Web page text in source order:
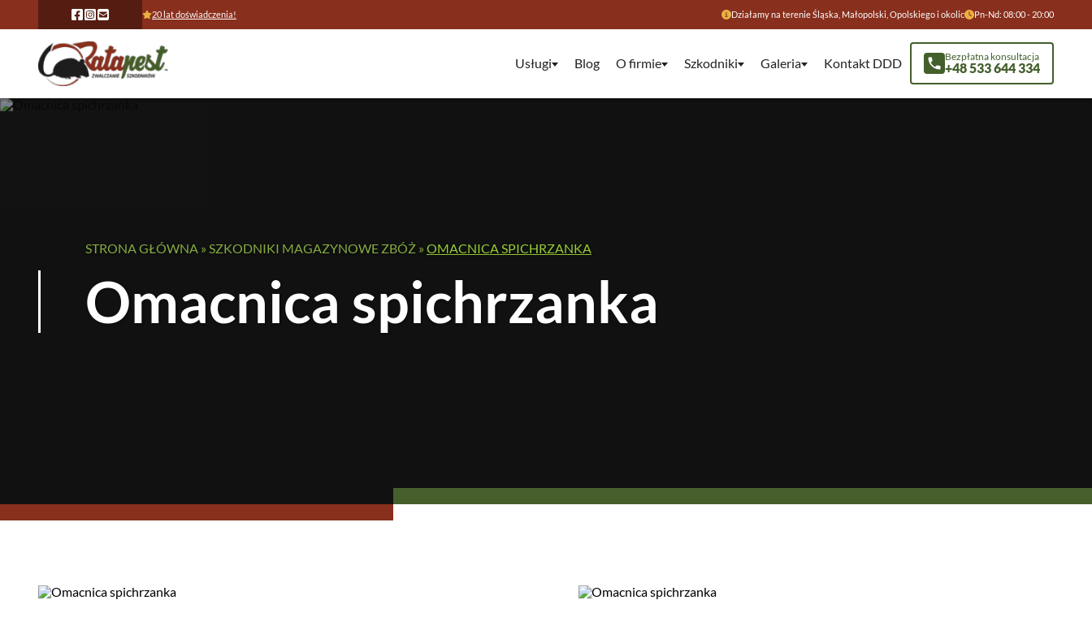
20 lat doświadczenia! Działamy na terenie Śląska, Małopolski, Opolskiego i okolic Pn-Nd: 08:00 - 20:00
Usługi Blog O firmie Szkodniki Galeria Kontakt DDD Bezpłatna konsultacja
+48 533 644 334
STRONA GŁÓWNA » SZKODNIKI MAGAZYNOWE ZBÓŻ » OMACNICA SPICHRZANKA
Omacnica spichrzanka